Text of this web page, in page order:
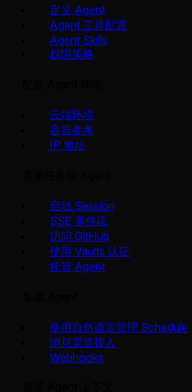
定义 Agent
Agent 工具配置
Agent Skills
权限策略
云端环境
容器参考
IP 地址
启动 Session
SSE 事件流
访问 GitHub
使用 Vaults 认证
托管 Agent
使用自然语言管理 Schedule
消息渠道接入
Webhooks